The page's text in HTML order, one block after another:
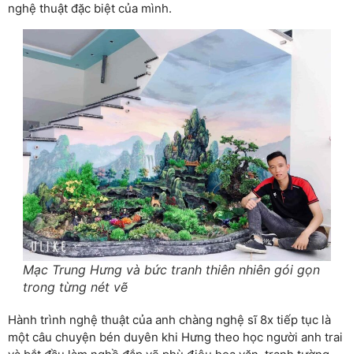
nghệ thuật đặc biệt của mình.
Mạc Trung Hưng và bức tranh thiên nhiên gói gọn
trong từng nét vẽ
Hành trình nghệ thuật của anh chàng nghệ sĩ 8x tiếp tục là
một câu chuyện bén duyên khi Hưng theo học người anh trai